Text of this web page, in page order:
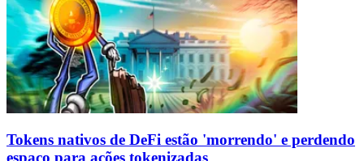
Tokens nativos de DeFi estão 'morrendo' e perdendo